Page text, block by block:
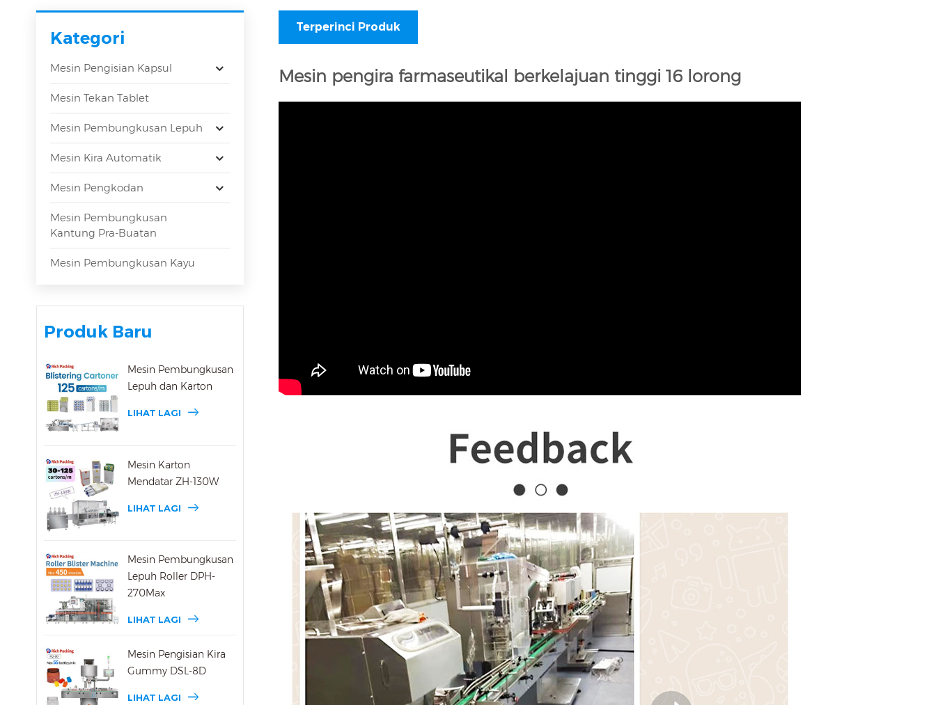
Kategori
Mesin Pengisian Kapsul
Mesin Tekan Tablet
Mesin Pembungkusan Lepuh
Mesin Kira Automatik
Mesin Pengkodan
Mesin Pembungkusan
Kantung Pra-Buatan
Mesin Pembungkusan Kayu
Produk Baru
Mesin Pembungkusan
Lepuh dan Karton
LIHAT LAGI
Mesin Karton
Mendatar ZH-130W
LIHAT LAGI
Mesin Pembungkusan
Lepuh Roller DPH-
270Max
LIHAT LAGI
Mesin Pengisian Kira
Gummy DSL-8D
LIHAT LAGI
Terperinci Produk
Mesin pengira farmaseutikal berkelajuan tinggi 16 lorong